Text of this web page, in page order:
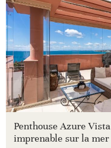
Penthouse Azure
imprenable sur la mer